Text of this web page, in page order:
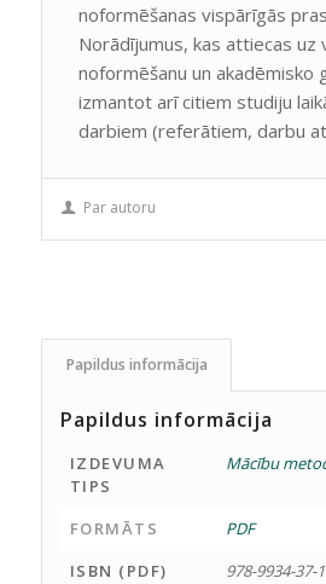
noformēšanas vispārīgās
Norādījumus, kas attiecas uz
noformēšanu un akadēmisko
izmantot arī citiem studiju
darbiem (referātiem, darbu
Par autoru
Papildus informācija
Papildus informācija
IZDEVUMA
TIPS
Mācību
FORMĀTS
PDF
ISBN (PDF)
978-9934-37-